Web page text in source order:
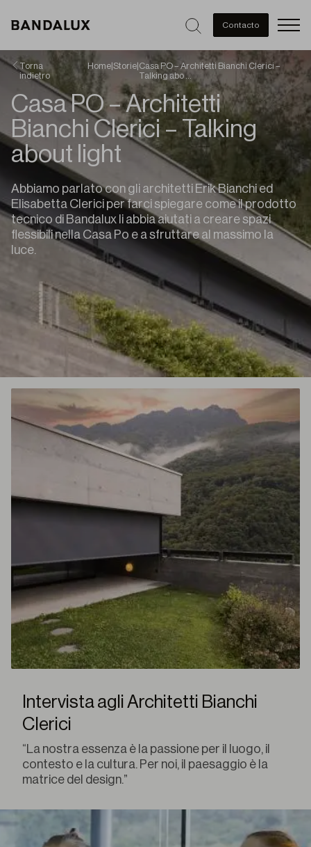
Contacto
Torna
indietro
Home| Storie| Casa PO – Architetti Bianchi Clerici –
Talking abo …
Casa PO – Architetti
Bianchi Clerici – Talking
about light
Abbiamo parlato con gli architetti Erik Bianchi ed
Elisabetta Clerici per farci spiegare come il prodotto
tecnico di Bandalux li abbia aiutati a creare spazi
flessibili nella Casa Po e a sfruttare al massimo la
luce.
Intervista agli Architetti Bianchi
Clerici
“La nostra essenza è la passione per il luogo, il
contesto e la cultura. Per noi, il paesaggio è la
matrice del design.”